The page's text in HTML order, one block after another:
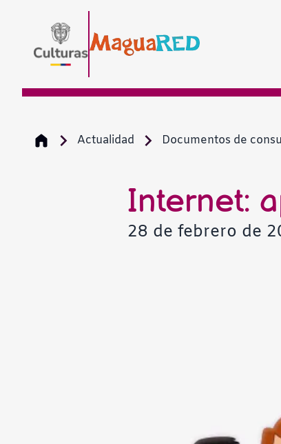
Actualidad Documentos de
Internet:
28 de febrero de